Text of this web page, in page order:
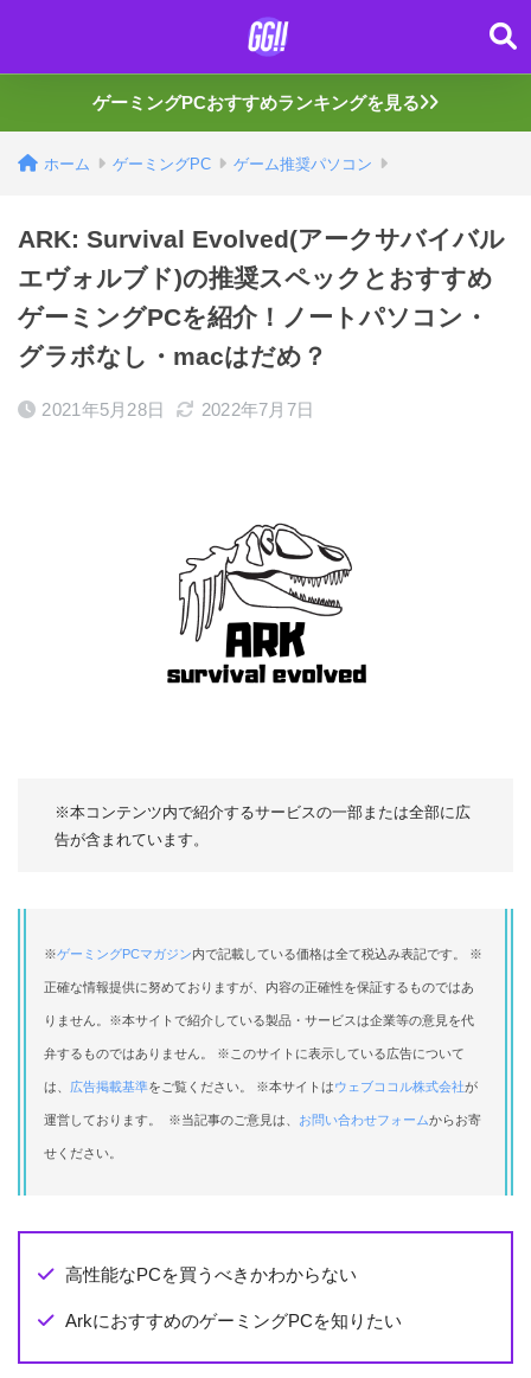
ゲーミングPCおすすめランキングを見る
ホーム ゲーミングPC ゲーム推奨パソコン
ARK: Survival Evolved(アークサバイバル
エヴォルブド)の推奨スペックとおすすめ
ゲーミングPCを紹介！ノートパソコン・
グラボなし・macはだめ？
2021年5月28日 2022年7月7日
※本コンテンツ内で紹介するサービスの一部または全部に広
告が含まれています。
※ゲーミングPCマガジン内で記載している価格は全て税込み表記です。 ※
正確な情報提供に努めておりますが、内容の正確性を保証するものではあ
りません。※本サイトで紹介している製品・サービスは企業等の意見を代
弁するものではありません。 ※このサイトに表示している広告について
は、 広告掲載基準をご覧ください。 ※本サイトはウェブココル株式会社が
運営しております。 ※当記事のご意見は、 お問い合わせフォームからお寄
せください。
高性能なPCを買うべきかわからない
ArkにおすすめのゲーミングPCを知りたい